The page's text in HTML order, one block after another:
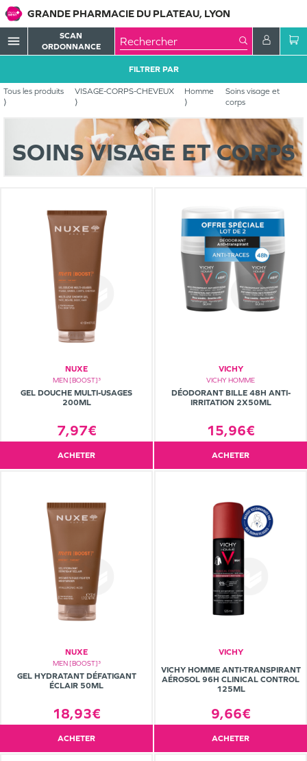
GRANDE PHARMACIE DU PLATEAU, LYON
menu
SCAN
ORDONNANCE
Tous les produits VISAGE-CORPS-CHEVEUX Homme
Soins visage et
corps
FILTRER PAR
SOINS VISAGE ET CORPS
NUXE
MEN [BOOST]³
GEL DOUCHE MULTI-USAGES
200ML
7,97€
ACHETER
VICHY
VICHY HOMME
DÉODORANT BILLE 48H ANTI-
IRRITATION 2X50ML
15,96€
ACHETER
NUXE
MEN [BOOST]³
GEL HYDRATANT DÉFATIGANT
ÉCLAIR 50ML
18,93€
ACHETER
VICHY
VICHY HOMME ANTI-TRANSPIRANT
AÉROSOL 96H CLINICAL CONTROL
125ML
9,66€
ACHETER